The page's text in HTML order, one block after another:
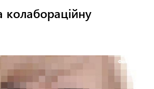
колабораційну
Фото: СБУ